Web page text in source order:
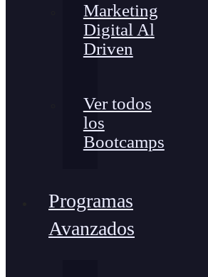
Marketing
Digital Al
Driven
Ver todos
los
Bootcamps
Programas
Avanzados